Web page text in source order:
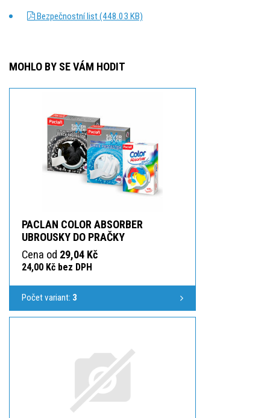
Bezpečnostní list (448.03 KB)
MOHLO BY SE VÁM HODIT
PACLAN COLOR ABSORBER
UBROUSKY DO PRAČKY
Cena od 29,04 Kč
24,00 Kč bez DPH
Počet variant: 3